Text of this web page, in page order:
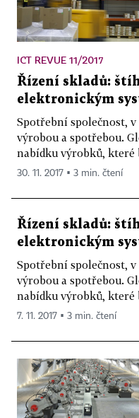
ICT REVUE 11/2017
Řízení skladů:
elektronickým
Spotřební společnost,
výrobou a spotřebou.
nabídku výrobků, které
30. 11. 2017 ▪ 3 min. čtení
Řízení skladů:
elektronickým
Spotřební společnost,
výrobou a spotřebou.
nabídku výrobků, které
7. 11. 2017 ▪ 3 min. čtení